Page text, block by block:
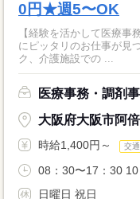
0円★週5〜OK
【経験を活かして医療
にピッタリのお仕事が見つかる★ ◇お仕事内容◇
ク、介護施設での ...
医療事務・調剤
大阪府大阪市阿
時給1,400円～ 交
08：30〜17：30 10
日曜日 祝日